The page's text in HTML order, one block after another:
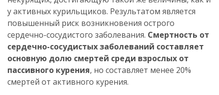
у активных курильщиков. Результатом является
повышенный риск возникновения острого
сердечно-сосудистого заболевания. Смертность от
сердечно-сосудистых заболеваний составляет
основную долю смертей среди взрослых от
пассивного курения, но составляет менее 20%
смертей от активного курения.